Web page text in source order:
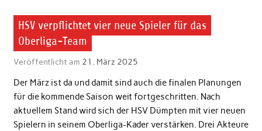
HSV verpflichtet vier neue Spieler für das
Oberliga-Team
Veröffentlicht am 21. März 2025
Der März ist da und damit sind auch die finalen Planungen
für die kommende Saison weit fortgeschritten. Nach
aktuellem Stand wird sich der HSV Dümpten mit vier neuen
Spielern in seinem Oberliga-Kader verstärken. Drei Akteure